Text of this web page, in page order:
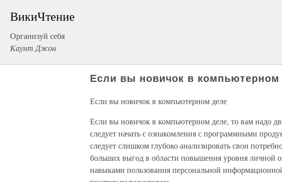
ВикиЧтение
Организуй себя
Каунт Джон
Если вы новичок в компьютерном
Если вы новичок в компьютерном деле
Если вы новичок в компьютерном деле, то вам надо
следует начать с ознакомления с программными
следует слишком глубоко анализировать свои
больших выгод в области повышения уровня личной
навыками пользования персональной